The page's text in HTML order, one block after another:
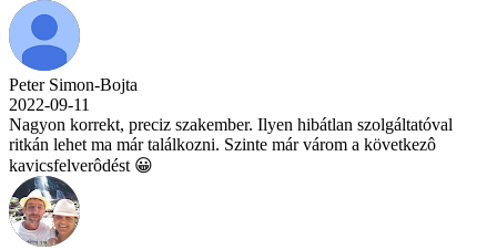
Peter Simon-Bojta
2022-09-11
Nagyon korrekt, preciz szakember. Ilyen hibátlan szolgáltatóval
ritkán lehet ma már találkozni. Szinte már várom a következô
kavicsfelverôdést 😀